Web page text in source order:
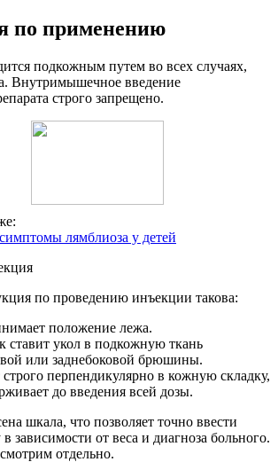
по применению
подкожным путем во всех случаях,
Внутримышечное введение
строго запрещено.
лямблиоза у детей
по проведению инъекции такова:
положение лежа.
ставит укол в подкожную ткань
или заднебоковой брюшины.
перпендикулярно в кожную складку,
до введения всей дозы.
шкала, что позволяет точно ввести
зависимости от веса и диагноза больного.
отдельно.